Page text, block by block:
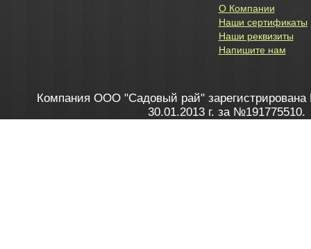
О Компании
Наши сертификаты
Наши реквизиты
Напишите нам
Компания ООО "Садовый рай" зарегистрирована
30.01.2013 г. за №191775510.